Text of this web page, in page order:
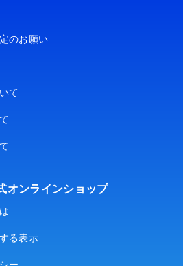
のお願い
て
オンラインショップ
る表示